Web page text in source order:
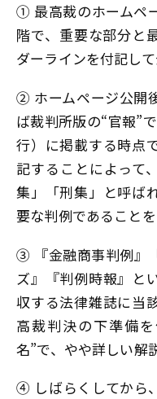
① 最高裁のホームペ
階で、重要な部分と
ダーラインを付記し
② ホームページ公開
ば裁判所版の“官報”
行）に掲載する時点
記することによって
集」「刑集」と呼ば
要な判例であることを
③ 『金融商事判例』
ズ』『判例時報』と
収する法律雑誌に当
高裁判決の下準備
名”で、やや詳しい解
④ しばらくしてから